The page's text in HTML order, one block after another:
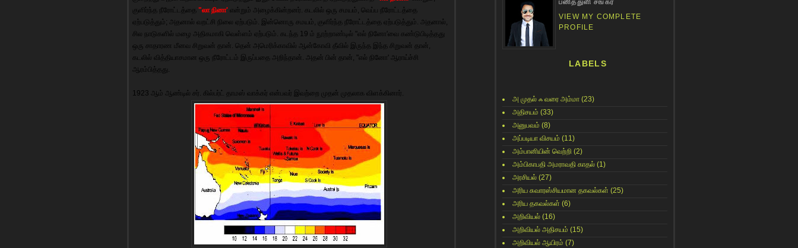
குளிர்ந்த நீரோட்டத்தை "லா நினா' என்றும் அழைக்கின்றனர். கடலில் ஒரு சமயம், வெப்ப நீரோட்டத்தை
ஏற்படுத்தும்; அதனால் வறட்சி நிலை ஏற்படும். இன்னொரு சமயம், குளிர்ந்த நீரோட்டத்தை ஏற்படுத்தும். அதனால்,
சில நாடுகளில் மழை அதிகமாகி வெள்ளம் ஏற்படும். கடந்த 19 ம் நூற்றாண்டில் "எல் நினோ'வை கண்டுபிடித்தது
ஒரு சாதாரண மீனவ சிறுவன் தான். தென் அமெரிக்காவில் ஆன்கோவி தீவில் இருந்த இந்த சிறுவன் தான்,
கடலில் வித்தியாசமான ஒரு நீரோட்டம் இருப்பதை அறிந்தான். அதன் பின் தான், "எல் நினோ' ஆராய்ச்சி
ஆரம்பித்தது.
1923 ஆம் ஆண்டில் சர். கில்பர்ட் தாமஸ் வாக்கர் என்பவர் இவற்றை முதன் முதலாக விளக்கினார்.
VIEW MY COMPLETE
PROFILE
LABELS
அ முதல் ஃ வரை அம்மா (23)
அதிசயம் (33)
அனுபவம் (8)
அப்படியா விசயம் (11)
அம்பானியின் வெற்றி (2)
அம்பிகாபதி அமராவதி காதல் (1)
அரசியல் (27)
அரிய சுவாரஸ்சியமான தகவல்கள் (25)
அரிய தகவல்கள் (6)
அறிவியல் (16)
அறிவியல் அதிசயம் (15)
அறிவியல் ஆயிரம் (7)